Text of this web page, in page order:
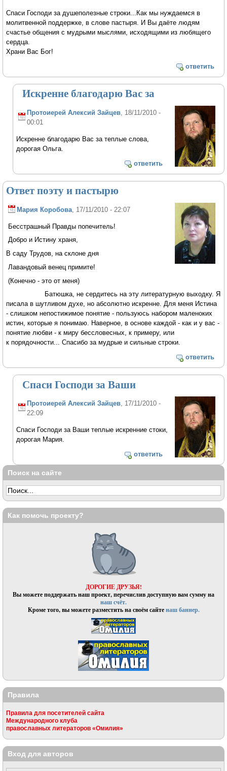
Спаси Господи за душеполезные строки...Как мы нуждаемся в
молитвенной поддержке, в слове пастыря. И Вы даёте людям
счастье общения с мудрыми мыслями, исходящими из любящего
сердца.
Храни Вас Бог!
ответить
Искренне благодарю Вас за
Протоиерей Алексий Зайцев, 18/11/2010 -
00:01
Искренне благодарю Вас за теплые слова,
дорогая Ольга.
ответить
Ответ поэту и пастырю
Мария Коробова , 17/11/2010 - 22:07
Бесстрашный Правды попечитель!
Добро и Истину храня,
В саду Трудов, на склоне дня
Лавандовый венец примите!
(Конечно - это от меня)
Батюшка, не сердитесь на эту литературную выходку. Я
писала в шутливом духе, но абсолютно искренне. Для меня Истина
- слишком непостижимое понятие - пользуюсь набором маленоких
истин, которые я понимаю. Наверное, в основе каждой - как и у вас -
понятие любви - к миру бессловесных, к примеру, или
к порядочности... Спасибо за мудрые и сильные строки.
ответить
Спаси Господи за Ваши
Протоиерей Алексий Зайцев, 17/11/2010 -
22:09
Спаси Господи за Ваши теплые искренние стоки,
дорогая Мария.
ответить
Поиск на сайте
Как помочь проекту?
ДОРОГИЕ ДРУЗЬЯ!
Вы можете поддержать наш проект, перечислив доступную вам сумму на
наш счёт.
Кроме того, вы можете разместить на своём сайтенаш баннер.
Правила
Правила для посетителей сайта
Международного клуба
православных литераторов «Омилия»
Вход для авторов